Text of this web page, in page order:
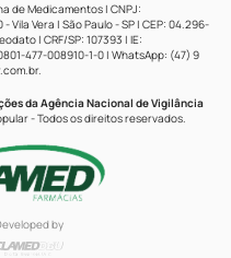
de Medicamentos | CNPJ:
Vila Vera | São Paulo - SP | CEP: 04.296-
| CRF/SP: 107393 | IE:
477-008910-1-0 | WhatsApp: (47) 9
.
da Agência Nacional de Vigilância
- Todos os direitos reservados.
by